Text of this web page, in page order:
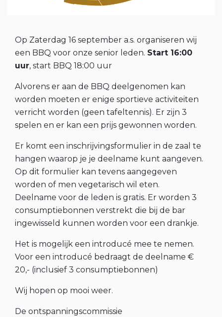
Op Zaterdag 16 september a.s. organiseren wij
een BBQ voor onze senior leden. Start 16:00
uur, start BBQ 18:00 uur
Alvorens er aan de BBQ deelgenomen kan
worden moeten er enige sportieve activiteiten
verricht worden (geen tafeltennis). Er zijn 3
spelen en er kan een prijs gewonnen worden.
Er komt een inschrijvingsformulier in de zaal te
hangen waarop je je deelname kunt aangeven.
Op dit formulier kan tevens aangegeven
worden of men vegetarisch wil eten.
Deelname voor de leden is gratis. Er worden 3
consumptiebonnen verstrekt die bij de bar
ingewisseld kunnen worden voor een drankje.
Het is mogelijk een introducé mee te nemen.
Voor een introducé bedraagt de deelname €
20,- (inclusief 3 consumptiebonnen)
Wij hopen op mooi weer.
De ontspanningscommissie